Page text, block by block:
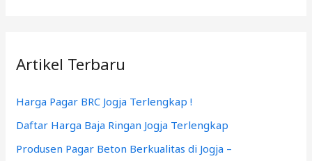
Artikel Terbaru
Harga Pagar BRC Jogja Terlengkap !
Daftar Harga Baja Ringan Jogja Terlengkap
Produsen Pagar Beton Berkualitas di Jogja –